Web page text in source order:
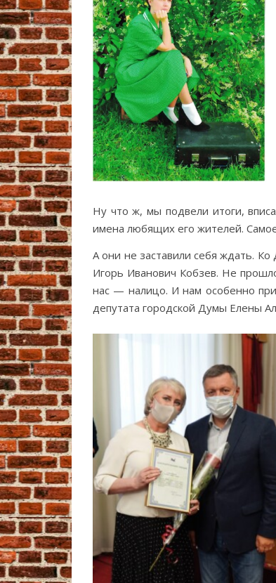
Ну что ж, мы подвели итоги,
имена любящих его жителей.
А они не заставили себя ждать.
Игорь Иванович Кобзев. Не
нас — налицо. И нам особенно
депутата городской Думы Елены